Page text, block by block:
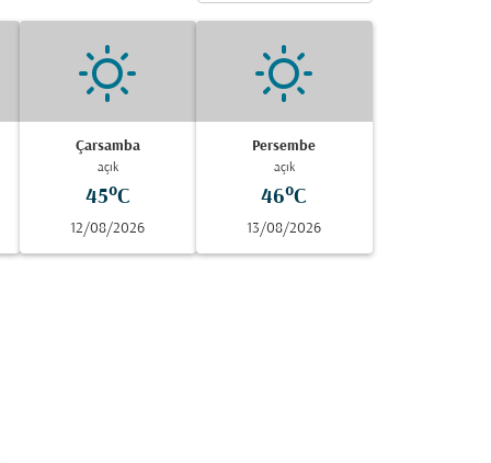
Çarsamba
açık
45°C
12/08/2026
Persembe
açık
46°C
13/08/2026